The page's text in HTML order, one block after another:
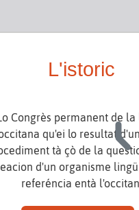
L'istoric
Congrès permanent de la
qu'ei lo resultat
tà çò de la
d'un organisme
referéncia entà